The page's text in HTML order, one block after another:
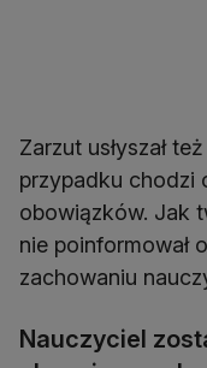
Zarzut usłyszał
przypadku chodzi
obowiązków. Jak
nie poinformował
zachowaniu
Nauczyciel